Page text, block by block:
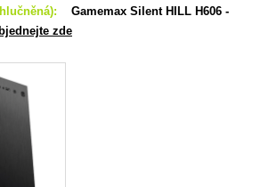
Gamemax Silent HILL H606 -
zde